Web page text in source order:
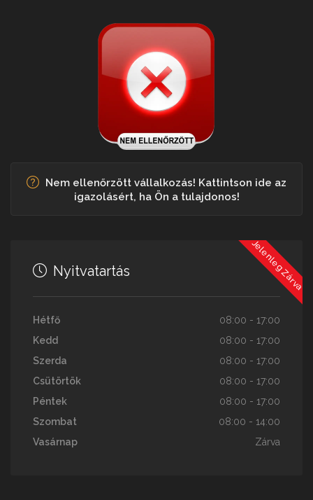
Nem ellenőrzött vállalkozás! Kattintson ide az
igazolásért, ha Ön a tulajdonos!
Jelenleg Zárva
Nyitvatartás
Hétfő
08:00 - 17:00
Kedd
08:00 - 17:00
Szerda
08:00 - 17:00
Csütörtök
08:00 - 17:00
Péntek
08:00 - 17:00
Szombat
08:00 - 14:00
Vasárnap
Zárva